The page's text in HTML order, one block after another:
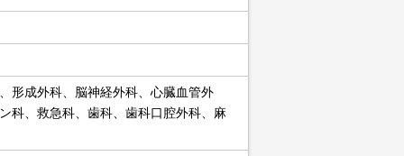
形成外科、脳神経外科、心臓血管外
科、救急科、歯科、歯科口腔外科、麻